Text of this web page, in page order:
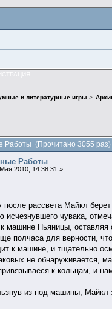
и литературные игры >
Работы (Прочитано 3055 раз)
Работы
2010, 14:38:31 »
после рассвета Майкл
исчезнувшего чувака,
машине Пьяницы, оставляя
полчаса для верности,
к машине, и тщательно
не обнаруживается,
к кольцам, и
из под машины, Майкл